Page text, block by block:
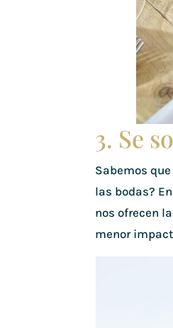
3. Se
Sabemos
las bodas?
nos ofrecen
menor